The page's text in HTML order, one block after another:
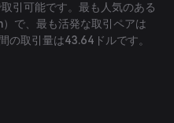
引可能です。最も人気のある
で、最も活発な取引ペアは
の取引量は43.64ドルです。